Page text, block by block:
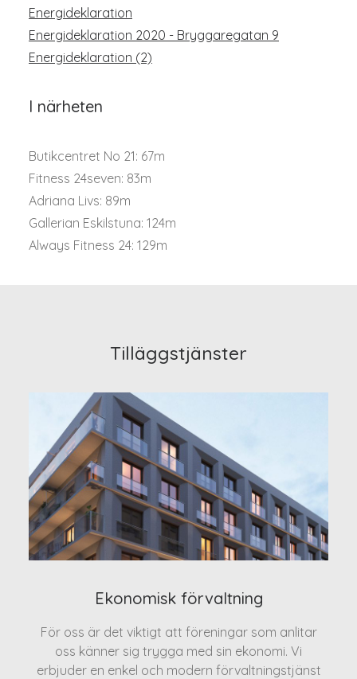
Energideklaration
Energideklaration 2020 - Bryggaregatan 9
Energideklaration (2)
I närheten
Butikcentret No 21: 67m
Fitness 24seven: 83m
Adriana Livs: 89m
Gallerian Eskilstuna: 124m
Always Fitness 24: 129m
Tilläggstjänster
Ekonomisk förvaltning
För oss är det viktigt att föreningar som anlitar
oss känner sig trygga med sin ekonomi. Vi
erbjuder en enkel och modern förvaltningstjänst